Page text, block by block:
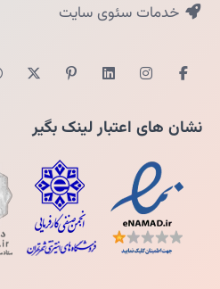
خدمات سئوی سایت
نشان های اعتبار لینک بگیر